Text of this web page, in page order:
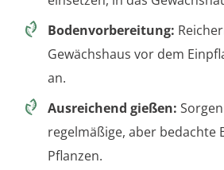
Bodenvorbereitung:
Gewächshaus vor dem
an.
Ausreichend gießen:
regelmäßige, aber bedachte
Pflanzen.